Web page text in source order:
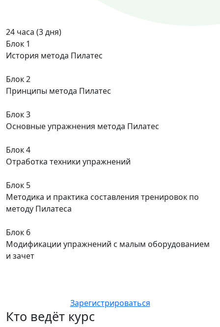
24 часа (3 дня)
Блок 1
История метода Пилатес
Блок 2
Принципы метода Пилатес
Блок 3
Основные упражнения метода Пилатес
Блок 4
Отработка техники упражнений
Блок 5
Методика и практика составления тренировок по
методу Пилатеса
Блок 6
Модификации упражнений с малым оборудованием
и зачет
Зарегистрироваться
Кто ведёт курс